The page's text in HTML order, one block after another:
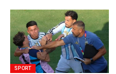
SPORT